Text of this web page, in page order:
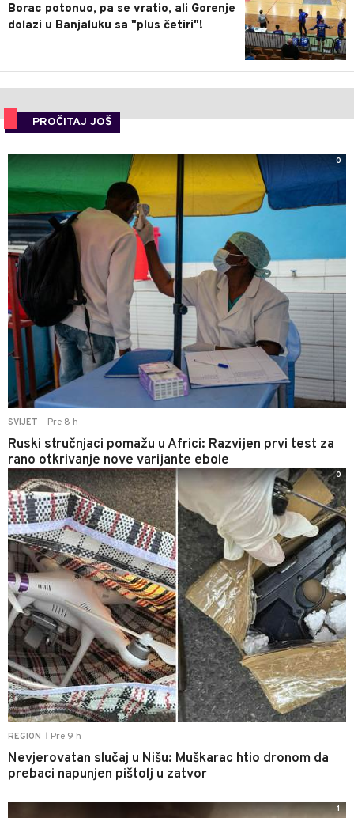
Borac potonuo, pa se vratio, ali Gorenje
dolazi u Banjaluku sa "plus četiri"!
PROČITAJ JOŠ
SVIJET Pre 8 h
Ruski stručnjaci pomažu u Africi: Razvijen prvi test za
rano otkrivanje nove varijante ebole
0
REGION Pre 9 h
Nevjerovatan slučaj u Nišu: Muškarac htio dronom da
prebaci napunjen pištolj u zatvor
0
1